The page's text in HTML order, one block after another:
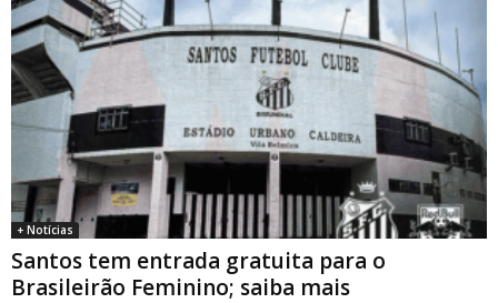
+ Notícias
Santos tem entrada gratuita para o
Brasileirão Feminino; saiba mais